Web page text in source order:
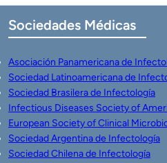
Sociedades Médicas
Asociación Panamericana de
Sociedad Latinoamericana de
Sociedad Brasilera de Infectología
Infectious Diseases Society of
European Society of Clinical
Sociedad Argentina de Infectología
Sociedad Chilena de Infectología